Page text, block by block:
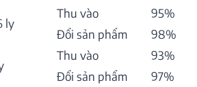
ly
Thu vào
95%
Đổi sản phẩm
98%
Thu vào
93%
Đổi sản phẩm
97%